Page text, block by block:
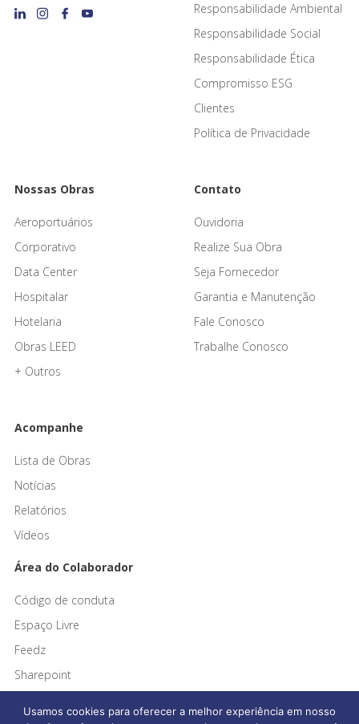
Responsabilidade Ambiental
Responsabilidade Social
Responsabilidade Ética
Compromisso ESG
Clientes
Política de Privacidade
Nossas Obras
Aeroportuários
Corporativo
Data Center
Hospitalar
Hotelaria
Obras LEED
+ Outros
Contato
Ouvidoria
Realize Sua Obra
Seja Fornecedor
Garantia e Manutenção
Fale Conosco
Trabalhe Conosco
Acompanhe
Lista de Obras
Notícias
Relatórios
Vídeos
Área do Colaborador
Código de conduta
Espaço Livre
Feedz
Sharepoint
Usamos cookies para oferecer a melhor experiência em nosso